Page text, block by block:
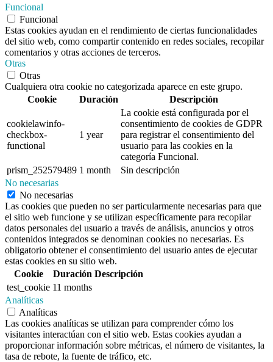
Funcional
Funcional
Estas cookies ayudan en el rendimiento de ciertas funcionalidades
del sitio web, como compartir contenido en redes sociales, recopilar
comentarios y otras acciones de terceros.
Otras
Otras
Cualquiera otra cookie no categorizada aparece en este grupo.
Cookie
Duración Descripción
cookielawinfo-
checkbox-
functional
1 year
La cookie está configurada por el
consentimiento de cookies de GDPR
para registrar el consentimiento del
usuario para las cookies en la
categoría Funcional.
prism_252579489 1 month
Sin descripción
No necesarias
No necesarias
Las cookies que pueden no ser particularmente necesarias para que
el sitio web funcione y se utilizan específicamente para recopilar
datos personales del usuario a través de análisis, anuncios y otros
contenidos integrados se denominan cookies no necesarias. Es
obligatorio obtener el consentimiento del usuario antes de ejecutar
estas cookies en su sitio web.
Cookie
Duración Descripción
test_cookie 11 months
Analíticas
Analíticas
Las cookies analíticas se utilizan para comprender cómo los
visitantes interactúan con el sitio web. Estas cookies ayudan a
proporcionar información sobre métricas, el número de visitantes, la
tasa de rebote, la fuente de tráfico, etc.